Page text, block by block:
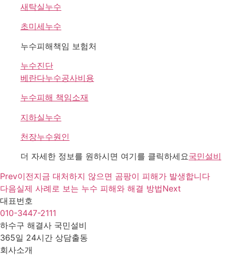
새탁실누수
초미세누수
누수피해책임 보험처
누수진단
베란다누수공사비용
누수피해 책임소재
지하실누수
천장누수원인
더 자세한 정보를 원하시면 여기를 클릭하세요국민설비
Prev이전지금 대처하지 않으면 곰팡이 피해가 발생합니다
다음실제 사례로 보는 누수 피해와 해결 방법Next
대표번호
010-3447-2111
하수구 해결사 국민설비
365일 24시간 상담출동
회사소개